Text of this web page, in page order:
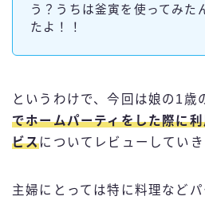
う？うちは釜寅を使ってみた
たよ！！
というわけで、今回は娘の1歳
でホームパーティをした際に
ビスについてレビューしていき
主婦にとっては特に料理など